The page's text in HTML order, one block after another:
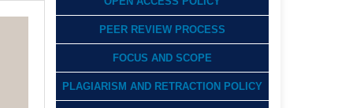
PEER REVIEW PROCESS
FOCUS AND SCOPE
PLAGIARISM AND RETRACTION POLICY